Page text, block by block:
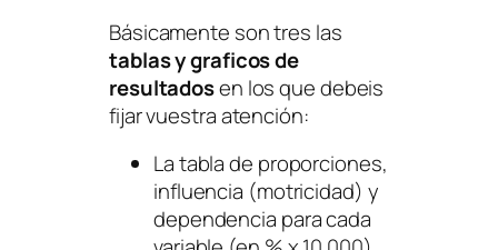
Básicamente son tres las
tablas y graficos de
resultadosen los que debeis
fijar vuestra atención:
La tabla de proporciones,
influencia (motricidad) y
dependencia para cada